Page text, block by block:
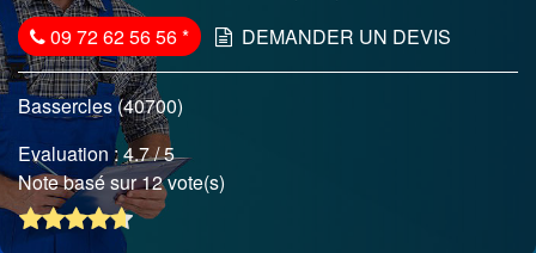
09 72 62 56 56* DEMANDER UN DEVIS
Bassercles (40700)
Evaluation :4.7/ 5
Note basé sur 12 vote(s)